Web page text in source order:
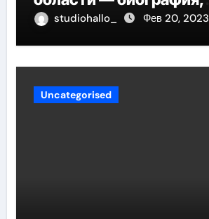
достижения и вклад в
studiohallo_ Фев 20, 2023
Uncategorised